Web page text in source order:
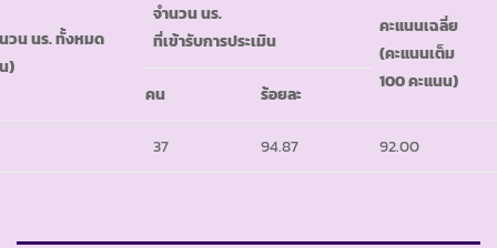
วน นร. ทั้งหมด
)
จำนวน นร.
ที่เข้ารับการประเมิน
คะแนนเฉลี่ย
(คะแนนเต็ม
100 คะแนน)
คน ร้อยละ
37 94.87 92.00